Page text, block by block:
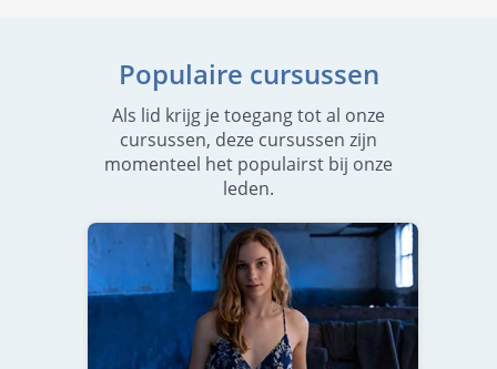
Populaire cursussen
Als lid krijg je toegang tot al onze
cursussen, deze cursussen zijn
momenteel het populairst bij onze
leden.